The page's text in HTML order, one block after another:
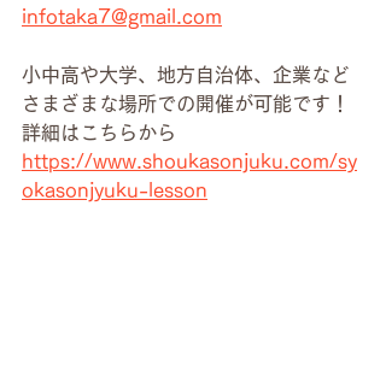
infotaka7@gmail.com
小中高や大学、地方自治体、企業など
さまざまな場所での開催が可能です！
詳細はこちらから
https://www.shoukasonjuku.com/sy
okasonjyuku-lesson